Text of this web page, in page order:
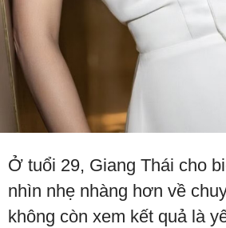
Ở tuổi 29, Giang Thái cho
nhìn nhẹ nhàng hơn về
không còn xem kết quả là